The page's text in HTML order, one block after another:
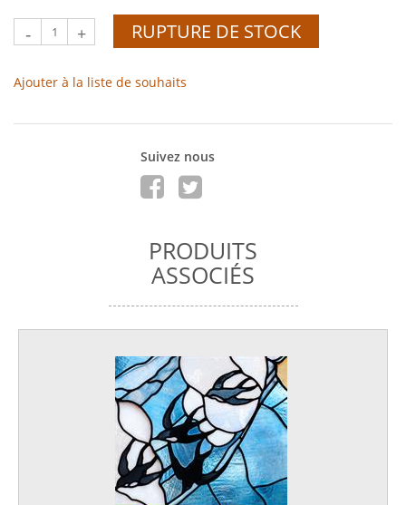
- + RUPTURE DE STOCK
Ajouter à la liste de souhaits
Suivez nous
PRODUITS
ASSOCIÉS